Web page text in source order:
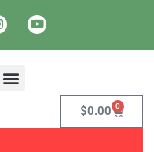
$0.00 0